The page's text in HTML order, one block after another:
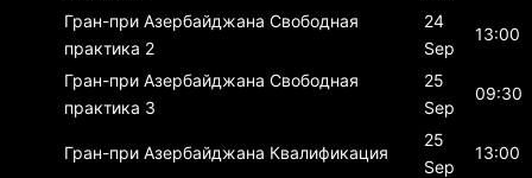
Гран-при Азербайджана Свободная
практика 2
24
Sep
13:00
Гран-при Азербайджана Свободная
практика 3
25
Sep
09:30
Гран-при Азербайджана Квалификация
25
Sep
13:00